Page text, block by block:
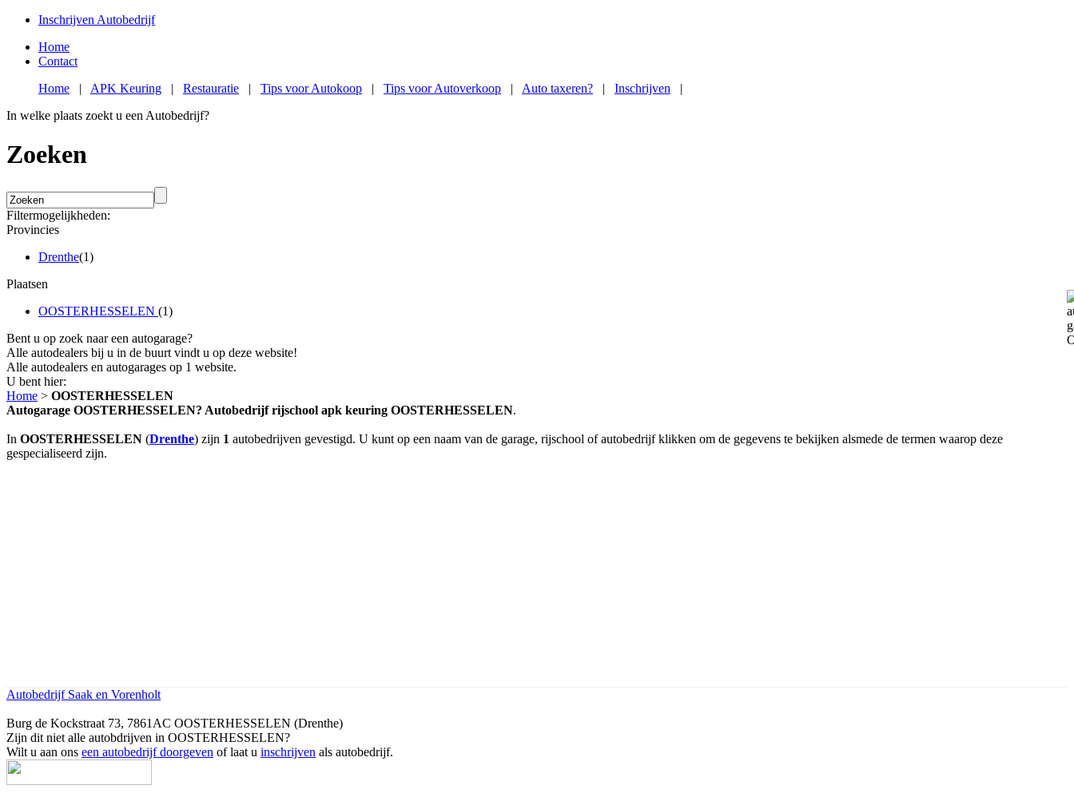
Inschrijven Autobedrijf
Home
Contact
Home | APK Keuring | Restauratie | Tips voor Autokoop | Tips voor Autoverkoop | Auto taxeren? | Inschrijven |
In welke plaats zoekt u een Autobedrijf?
Zoeken
Filtermogelijkheden:
Provincies
Drenthe(1)
Plaatsen
OOSTERHESSELEN (1)
Bent u op zoek naar een autogarage?
Alle autodealers bij u in de buurt vindt u op deze website!
Alle autodealers en autogarages op 1 website.
U bent hier:
Home > OOSTERHESSELEN
Autogarage OOSTERHESSELEN? Autobedrijf rijschool apk keuring OOSTERHESSELEN.
In OOSTERHESSELEN (Drenthe) zijn 1 autobedrijven gevestigd. U kunt op een naam van de garage, rijschool of autobedrijf klikken om de gegevens te bekijken alsmede de termen waarop deze
gespecialiseerd zijn.
Autobedrijf Saak en Vorenholt
Burg de Kockstraat 73, 7861AC OOSTERHESSELEN (Drenthe)
Zijn dit niet alle autobdrijven in OOSTERHESSELEN?
Wilt u aan ons een autobedrijf doorgeven of laat u inschrijven als autobedrijf.